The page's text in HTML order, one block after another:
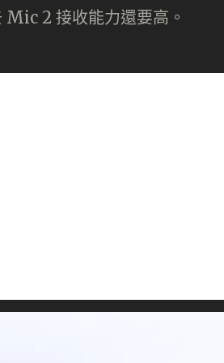
Mic 2 接收能力還要高。